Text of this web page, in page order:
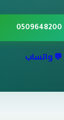
💬 واتساب